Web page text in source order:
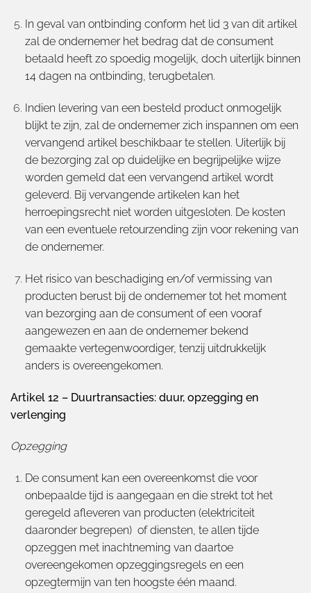
In geval van ontbinding conform het lid 3 van dit artikel
zal de ondernemer het bedrag dat de consument
betaald heeft zo spoedig mogelijk, doch uiterlijk binnen
14 dagen na ontbinding, terugbetalen.
Indien levering van een besteld product onmogelijk
blijkt te zijn, zal de ondernemer zich inspannen om een
vervangend artikel beschikbaar te stellen. Uiterlijk bij
de bezorging zal op duidelijke en begrijpelijke wijze
worden gemeld dat een vervangend artikel wordt
geleverd. Bij vervangende artikelen kan het
herroepingsrecht niet worden uitgesloten. De kosten
van een eventuele retourzending zijn voor rekening van
de ondernemer.
Het risico van beschadiging en/of vermissing van
producten berust bij de ondernemer tot het moment
van bezorging aan de consument of een vooraf
aangewezen en aan de ondernemer bekend
gemaakte vertegenwoordiger, tenzij uitdrukkelijk
anders is overeengekomen.
Artikel 12 – Duurtransacties: duur, opzegging en
verlenging
Opzegging
De consument kan een overeenkomst die voor
onbepaalde tijd is aangegaan en die strekt tot het
geregeld afleveren van producten (elektriciteit
daaronder begrepen) of diensten, te allen tijde
opzeggen met inachtneming van daartoe
overeengekomen opzeggingsregels en een
opzegtermijn van ten hoogste één maand.